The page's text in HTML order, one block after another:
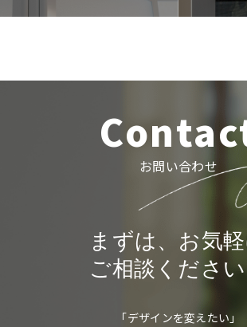
お問い合わせ
まずは、お気
ご相談ください
「デザインを変えたい」